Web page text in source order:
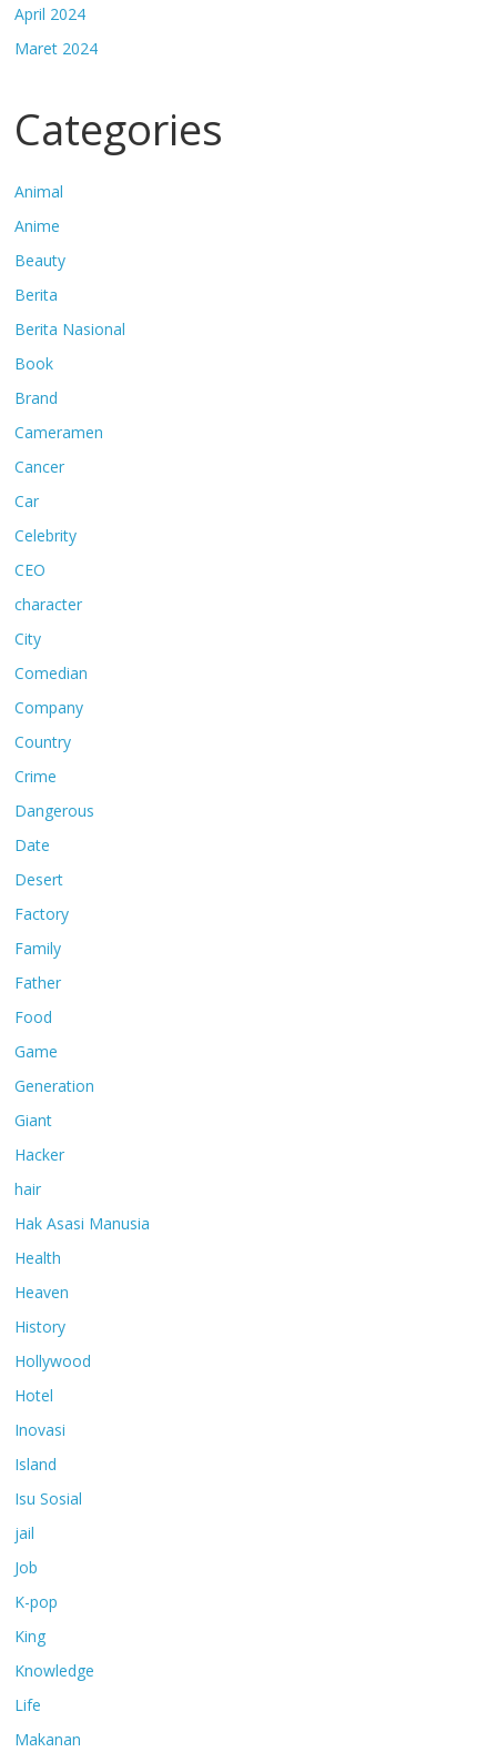
April 2024
Maret 2024
Categories
Animal
Anime
Beauty
Berita
Berita Nasional
Book
Brand
Cameramen
Cancer
Car
Celebrity
CEO
character
City
Comedian
Company
Country
Crime
Dangerous
Date
Desert
Factory
Family
Father
Food
Game
Generation
Giant
Hacker
hair
Hak Asasi Manusia
Health
Heaven
History
Hollywood
Hotel
Inovasi
Island
Isu Sosial
jail
Job
K-pop
King
Knowledge
Life
Makanan